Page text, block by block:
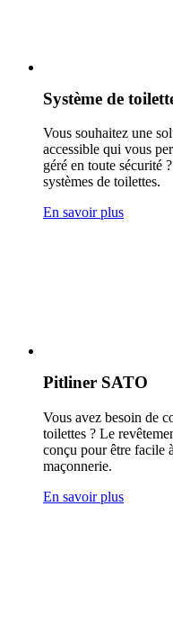
Système de
Vous souhaitez une
accessible qui vous
géré en toute sécurité
systèmes de toilettes.
En savoir plus
Pitliner SATO
Vous avez besoin de
toilettes ? Le
conçu pour être facile
maçonnerie.
En savoir plus